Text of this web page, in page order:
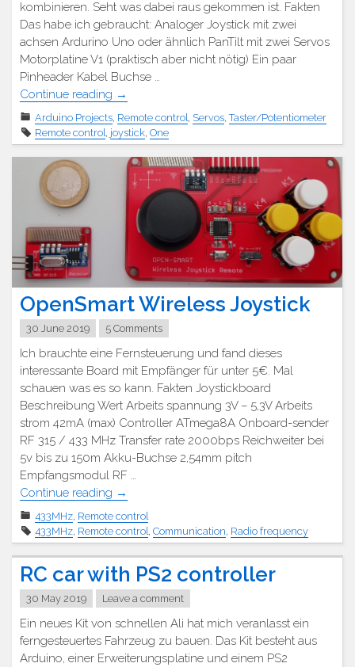
kombinieren. Seht was dabei raus gekommen ist. Fakten
Das habe ich gebraucht: Analoger Joystick mit zwei
achsen Ardurino Uno oder ähnlich PanTilt mit zwei Servos
Motorplatine V1 (praktisch aber nicht nötig) Ein paar
Pinheader Kabel Buchse …
Continue reading "Pan
Tilt
mit
Joystick"
→
Arduino Projects Remote control Servos ,Taster/Potentiometer
Remote control joystick One
OpenSmart Wireless Joystick
30 June 2019 5 Comments
Ich brauchte eine Fernsteuerung und fand dieses
interessante Board mit Empfänger für unter 5€. Mal
schauen was es so kann. Fakten Joystickboard
Beschreibung Wert Arbeits spannung 3V – 5,3V Arbeits
strom 42mA (max) Controller ATmega8A Onboard-sender
RF 315 / 433 MHz Transfer rate 2000bps Reichweiter bei
5v bis zu 150m Akku-Buchse 2,54mm pitch
Empfangsmodul RF …
Continue reading "OpenSmart
Funk
Joystick"
→
433MHz Remote control
433MHz Remote control Communication Radio frequency
RC car with PS2 controller
30 May 2019 Leave a comment
Ein neues Kit von schnellen Ali hat mich veranlasst ein
ferngesteuertes Fahrzeug zu bauen. Das Kit besteht aus
Arduino, einer Erweiterungsplatine und einem PS2